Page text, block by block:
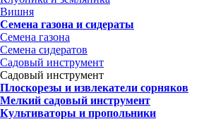
Вишня
Семена газона и сидераты
Семена газона
Семена сидератов
Садовый инструмент
Садовый инструмент
Плоскорезы и извлекатели сорняков
Мелкий садовый инструмент
Культиваторы и пропольники